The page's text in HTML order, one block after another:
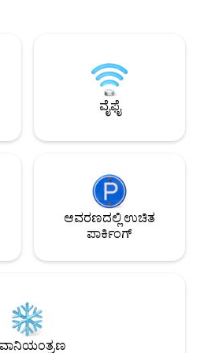
16
ಮತ್ತು
ವಿಧಿಸಲಾಗುತ್ತದೆ.
ಇಂಟರ್ನೆಟ್ /
ಮಾರ್ಗದರ್ಶಿ
ಸ್ಥಳದಲ್ಲಿ ಸೊಗಸಾದ
ವೈಫೈ
ಆವರಣದಲ್ಲಿ ಉಚಿತ
ಪಾರ್ಕಿಂಗ್